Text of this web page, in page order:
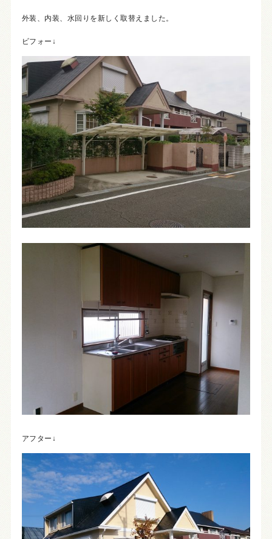
外装、内装、水回りを新しく取替えました。
ビフォー↓
アフター↓